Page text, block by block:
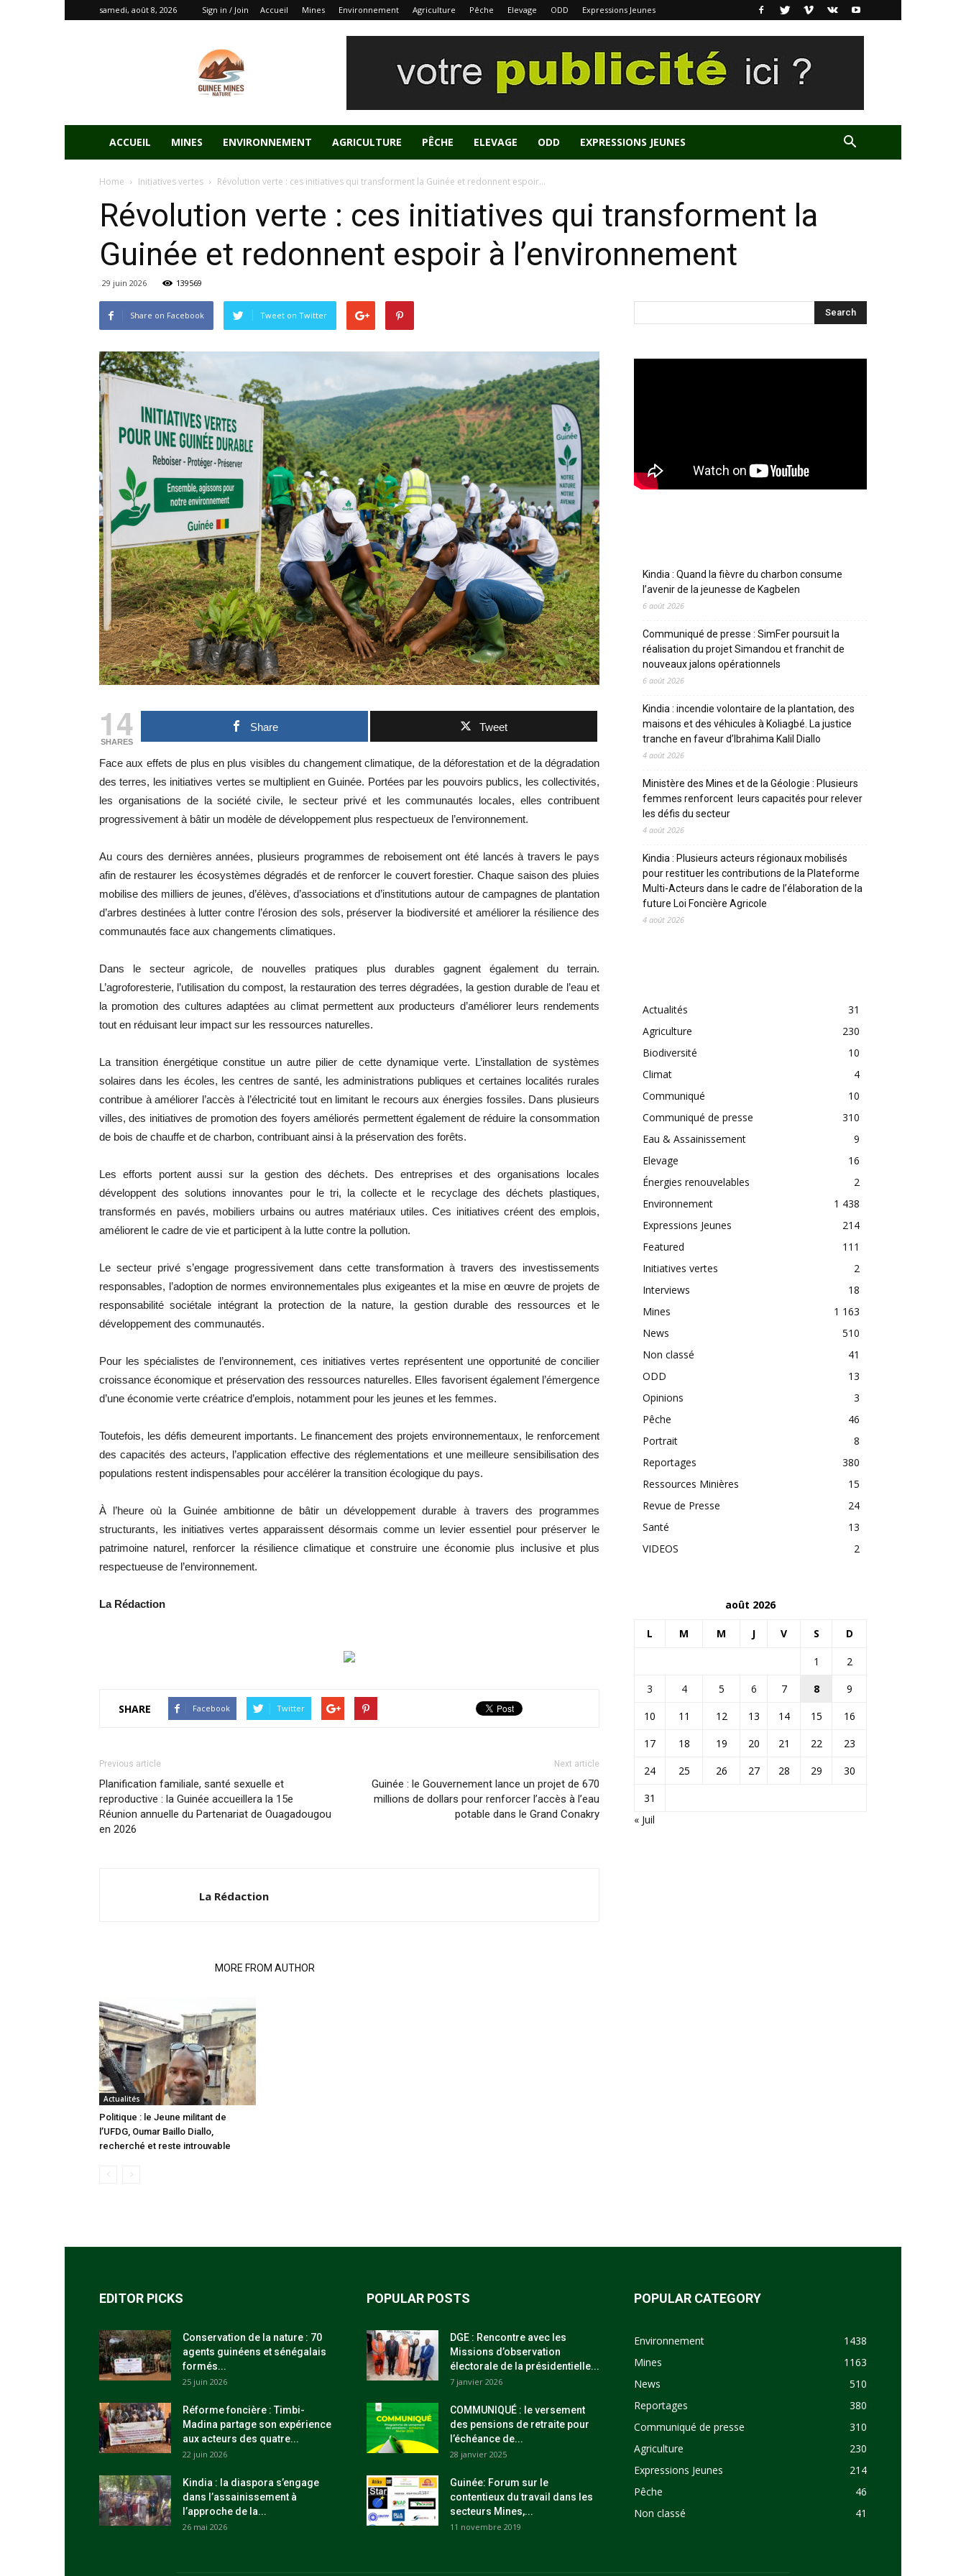
samedi, août 8, 2026 Sign in / Join Accueil Mines Environnement Agriculture Pêche Elevage ODD Expressions Jeunes
ACCUEIL MINES ENVIRONNEMENT AGRICULTURE PÊCHE ELEVAGE ODD EXPRESSIONS JEUNES
Home Initiatives vertes Révolution verte : ces initiatives qui transforment la Guinée et redonnent espoir...
Révolution verte : ces initiatives qui transforment la
Guinée et redonnent espoir à l’environnement
29 juin 2026 139569
Share on Facebook Tweet on Twitter
14
SHARES
Share Tweet
Face aux effets de plus en plus visibles du changement climatique, de la déforestation et de la dégradation
des terres, les initiatives vertes se multiplient en Guinée. Portées par les pouvoirs publics, les collectivités,
les organisations de la société civile, le secteur privé et les communautés locales, elles contribuent
progressivement à bâtir un modèle de développement plus respectueux de l’environnement.
Au cours des dernières années, plusieurs programmes de reboisement ont été lancés à travers le pays
afin de restaurer les écosystèmes dégradés et de renforcer le couvert forestier. Chaque saison des pluies
mobilise des milliers de jeunes, d’élèves, d’associations et d’institutions autour de campagnes de plantation
d’arbres destinées à lutter contre l’érosion des sols, préserver la biodiversité et améliorer la résilience des
communautés face aux changements climatiques.
Dans le secteur agricole, de nouvelles pratiques plus durables gagnent également du terrain.
L’agroforesterie, l’utilisation du compost, la restauration des terres dégradées, la gestion durable de l’eau et
la promotion des cultures adaptées au climat permettent aux producteurs d’améliorer leurs rendements
tout en réduisant leur impact sur les ressources naturelles.
La transition énergétique constitue un autre pilier de cette dynamique verte. L’installation de systèmes
solaires dans les écoles, les centres de santé, les administrations publiques et certaines localités rurales
contribue à améliorer l’accès à l’électricité tout en limitant le recours aux énergies fossiles. Dans plusieurs
villes, des initiatives de promotion des foyers améliorés permettent également de réduire la consommation
de bois de chauffe et de charbon, contribuant ainsi à la préservation des forêts.
Les efforts portent aussi sur la gestion des déchets. Des entreprises et des organisations locales
développent des solutions innovantes pour le tri, la collecte et le recyclage des déchets plastiques,
transformés en pavés, mobiliers urbains ou autres matériaux utiles. Ces initiatives créent des emplois,
améliorent le cadre de vie et participent à la lutte contre la pollution.
Le secteur privé s’engage progressivement dans cette transformation à travers des investissements
responsables, l’adoption de normes environnementales plus exigeantes et la mise en œuvre de projets de
responsabilité sociétale intégrant la protection de la nature, la gestion durable des ressources et le
développement des communautés.
Pour les spécialistes de l’environnement, ces initiatives vertes représentent une opportunité de concilier
croissance économique et préservation des ressources naturelles. Elles favorisent également l’émergence
d’une économie verte créatrice d’emplois, notamment pour les jeunes et les femmes.
Toutefois, les défis demeurent importants. Le financement des projets environnementaux, le renforcement
des capacités des acteurs, l’application effective des réglementations et une meilleure sensibilisation des
populations restent indispensables pour accélérer la transition écologique du pays.
À l’heure où la Guinée ambitionne de bâtir un développement durable à travers des programmes
structurants, les initiatives vertes apparaissent désormais comme un levier essentiel pour préserver le
patrimoine naturel, renforcer la résilience climatique et construire une économie plus inclusive et plus
respectueuse de l’environnement.
La Rédaction
SHARE Facebook Twitter
Previous article
Planification familiale, santé sexuelle et
reproductive : la Guinée accueillera la 15e
Réunion annuelle du Partenariat de Ouagadougou
en 2026
Next article
Guinée : le Gouvernement lance un projet de 670
millions de dollars pour renforcer l’accès à l’eau
potable dans le Grand Conakry
La Rédaction
MORE FROM AUTHOR
Actualités
Politique : le Jeune militant de
l’UFDG, Oumar Baillo Diallo,
recherché et reste introuvable
Kindia : Quand la fièvre du charbon consume
l’avenir de la jeunesse de Kagbelen
6 août 2026
Communiqué de presse : SimFer poursuit la
réalisation du projet Simandou et franchit de
nouveaux jalons opérationnels
6 août 2026
Kindia : incendie volontaire de la plantation, des
maisons et des véhicules à Koliagbé. La justice
tranche en faveur d’Ibrahima Kalil Diallo
4 août 2026
Ministère des Mines et de la Géologie : Plusieurs
femmes renforcent leurs capacités pour relever
les défis du secteur
4 août 2026
Kindia : Plusieurs acteurs régionaux mobilisés
pour restituer les contributions de la Plateforme
Multi-Acteurs dans le cadre de l’élaboration de la
future Loi Foncière Agricole
4 août 2026
Actualités
31
Agriculture
230
Biodiversité
10
Climat
4
Communiqué
10
Communiqué de presse
310
Eau & Assainissement
9
Elevage
16
Énergies renouvelables
2
Environnement
1 438
Expressions Jeunes
214
Featured
111
Initiatives vertes
2
Interviews
18
Mines
1 163
News
510
Non classé
41
ODD
13
Opinions
3
Pêche
46
Portrait
8
Reportages
380
Ressources Minières
15
Revue de Presse
24
Santé
13
VIDEOS
2
août 2026
L M M J V S D
1
2
3
4 5 6 7 8
9
10
11 12 13 14 15
16
17
18 19 20 21 22
23
24
25 26 27 28 29
30
31
« Juil
EDITOR PICKS
Conservation de la nature : 70
agents guinéens et sénégalais
formés...
25 juin 2026
Réforme foncière : Timbi-
Madina partage son expérience
aux acteurs des quatre...
22 juin 2026
Kindia : la diaspora s’engage
dans l’assainissement à
l’approche de la...
26 mai 2026
POPULAR POSTS
DGE : Rencontre avec les
Missions d’observation
électorale de la présidentielle...
7 janvier 2026
COMMUNIQUÉ : le versement
des pensions de retraite pour
l’échéance de...
28 janvier 2025
Guinée: Forum sur le
contentieux du travail dans les
secteurs Mines,...
11 novembre 2019
POPULAR CATEGORY
Environnement
1438
Mines
1163
News
510
Reportages
380
Communiqué de presse
310
Agriculture
230
Expressions Jeunes
214
Pêche
46
Non classé
41